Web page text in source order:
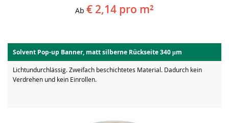
Ab € 2,14 pro m²
Solvent Pop-up Banner, matt silberne Rückseite 340 μm
Lichtundurchlässig. Zweifach beschichtetes Material. Dadurch kein
Verdrehen und kein Einrollen.